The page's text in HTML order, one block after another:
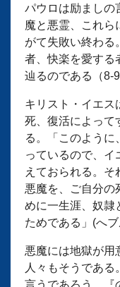
パウロは励ましの
魔と悪霊、これら
がて失敗い終わる
者、快楽を愛する
辿るのである（8-9
キリスト・イエス
死、復活によって
る。「このように
っているので、イ
えておられる。そ
悪魔を、ご自分の
めに一生涯、奴隷
ためである」(へブ
悪魔には地獄が用
人々もそうである
言うであろう、『